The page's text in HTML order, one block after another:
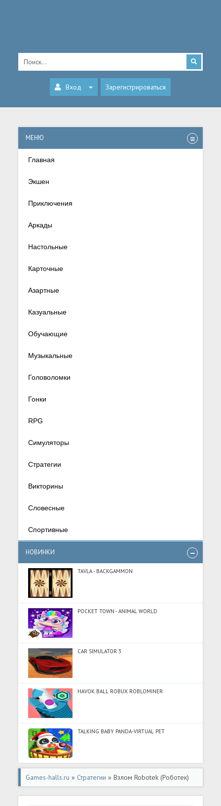
Вход Зарегистрироваться
МЕНЮ
Главная
Экшен
Приключения
Аркады
Настольные
Карточные
Азартные
Казуальные
Обучающие
Музыкальные
Головоломки
Гонки
RPG
Симуляторы
Стратегии
Викторины
Словесные
Спортивные
НОВИНКИ
TAVLA - BACKGAMMON
POCKET TOWN - ANIMAL WORLD
CAR SIMULATOR 3
HAVOK BALL ROBUX ROBLOMINER
TALKING BABY PANDA-VIRTUAL PET
Games-halls.ru » Стратегии » Взлом Robotek (Роботек)
[МОД Бесконечные деньги] - стабильная версия apk на